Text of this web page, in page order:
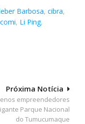
Barbosa,cibra,
, Li Ping,
Próxima Notícia
empreendedores
Parque Nacional
do Tumucumaque